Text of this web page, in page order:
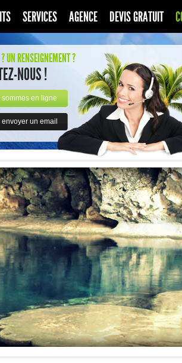
SERVICES AGENCE DEVIS GRATUIT
UN RENSEIGNEMENT ?
NOUS !
sommes en ligne
envoyer un email